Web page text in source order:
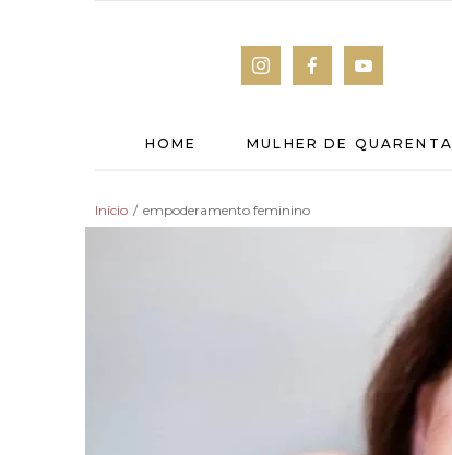
HOME MULHER DE QUARENTA
Início / empoderamento feminino